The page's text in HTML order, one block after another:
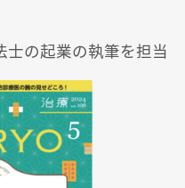
の起業の執筆を担当